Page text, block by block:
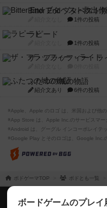
Bitter End ブタペスト
1件の投稿
ラピード
1件の投稿
ザ・フラッフィー・ラ
ふたつの城の物語
紹介文あり 6件の投稿
※Apple、Apple のロゴ は、米国および他
※App Store は、Apple Inc.のサービスマー
※Android は、グーグル インコーポレイテ
※Google Play とそのロゴは、Google Inc.
ボドゲーマTOP ボドとも一覧
ボードゲームのプレイ
ボドゲーマTOP